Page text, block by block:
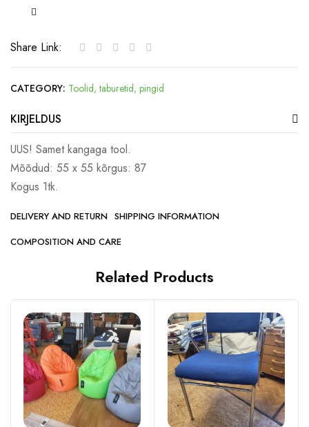
Share Link:
CATEGORY: Toolid, taburetid, pingid
KIRJELDUS
UUS! Samet kangaga tool.
Mõõdud: 55 x 55 kõrgus: 87
Kogus 1tk.
DELIVERY AND RETURN SHIPPING INFORMATION
COMPOSITION AND CARE
Related Products